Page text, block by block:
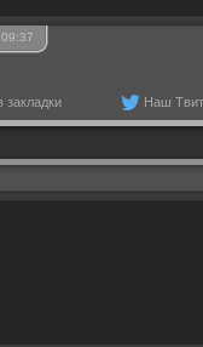
09 37
закладки Наш